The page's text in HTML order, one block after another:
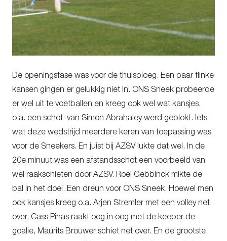
De openingsfase was voor de thuisploeg. Een paar flinke
kansen gingen er gelukkig niet in. ONS Sneek probeerde
er wel uit te voetballen en kreeg ook wel wat kansjes,
o.a. een schot van Simon Abrahaley werd geblokt. Iets
wat deze wedstrijd meerdere keren van toepassing was
voor de Sneekers. En juist bij AZSV lukte dat wel. In de
20e minuut was een afstandsschot een voorbeeld van
wel raakschieten door AZSV. Roel Gebbinck mikte de
bal in het doel. Een dreun voor ONS Sneek. Hoewel men
ook kansjes kreeg o.a. Arjen Stremler met een volley net
over, Cass Pinas raakt oog in oog met de keeper de
goalie, Maurits Brouwer schiet net over. En de grootste